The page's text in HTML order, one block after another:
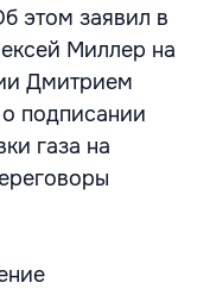
этом заявил в
Миллер на
Дмитрием
подписании
газа на